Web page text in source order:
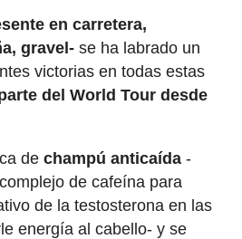
en carretera,
gravel-se ha labrado un
victorias en todas estas
del World Tour desde
de champú anticaída-
de cafeína para
de la testosterona en las
energía al cabello- y se